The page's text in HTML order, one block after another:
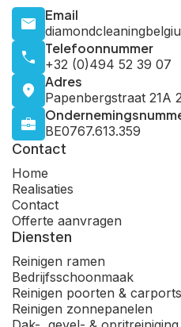
Email
Telefoonnummer
+32 (0)494 52 39 07
Adres
Papenbergstraat 21A
BE0767.613.359
Contact
Home
Realisaties
Contact
Offerte aanvragen
Diensten
Reinigen ramen
Bedrijfsschoonmaak
Reinigen poorten & carports
Reinigen zonnepanelen